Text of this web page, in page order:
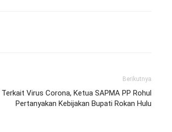
Berikutnya
Terkait Virus Corona, Ketua SAPMA PP Rohul
Pertanyakan Kebijakan Bupati Rokan Hulu